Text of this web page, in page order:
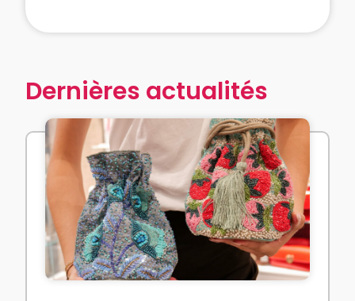
Dernières actualités